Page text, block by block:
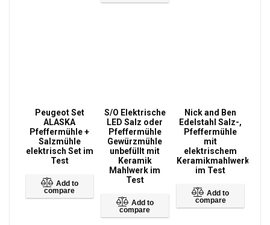
Peugeot Set
ALASKA
Pfeffermühle +
Salzmühle
elektrisch Set im
Test
Add to
compare
S/O Elektrische
LED Salz oder
Pfeffermühle
Gewürzmühle
unbefüllt mit
Keramik
Mahlwerk im
Test
Add to
compare
Nick and Ben
Edelstahl Salz-,
Pfeffermühle
mit
elektrischem
Keramikmahlwerk
im Test
Add to
compare